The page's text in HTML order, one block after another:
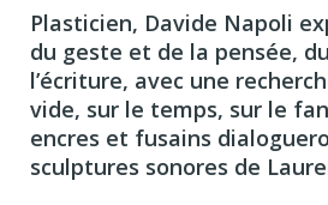
Plasticien, Davide Napoli
du geste et de la pensée,
l’écriture, avec une
vide, sur le temps, sur le
encres et fusains
sculptures sonores de